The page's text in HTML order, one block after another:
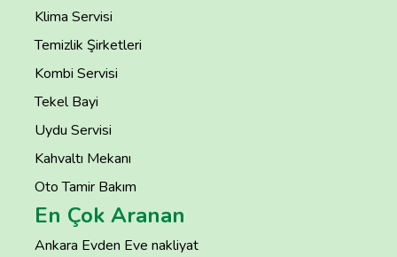
Klima Servisi
Temizlik Şirketleri
Kombi Servisi
Tekel Bayi
Uydu Servisi
Kahvaltı Mekanı
Oto Tamir Bakım
En Çok Aranan
Ankara Evden Eve nakliyat